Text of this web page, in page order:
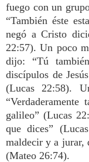
fuego con un
“También éste
negó a Cristo
22:57). Un poco
dijo: “Tú
discípulos de
(Lucas 22:58).
galileo” (Lucas
que dices”
maldecir y a jurar,
(Mateo 26:74).